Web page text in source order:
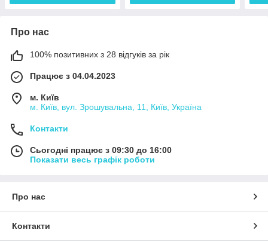
Про нас
100% позитивних з 28 відгуків за рік
Працює з 04.04.2023
м. Київ
м. Київ, вул. Зрошувальна, 11, Київ, Україна
Контакти
Сьогодні працює з 09:30 до 16:00
Показати весь графік роботи
Про нас
Контакти